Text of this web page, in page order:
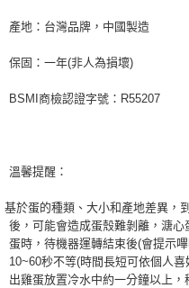
產地：台灣品牌，中國製造
保固：一年(非人為損壞)
BSMI 商檢認證字號： R55207
溫馨提醒：
基於蛋的種類、大小和產地差異，
後，可能會造成蛋殼難剝離，溏
蛋時，待機器運轉結束後(會提示
10~60秒不等(時間長短可依個人
出雞蛋放置冷水中約一分鐘以上，